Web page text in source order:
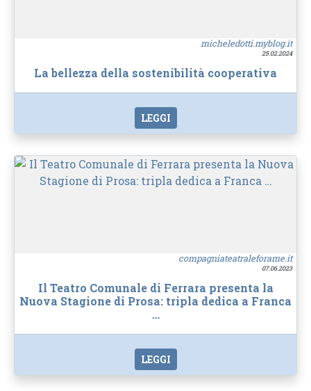
micheledotti.myblog.it
25.02.2024
La bellezza della sostenibilità cooperativa
LEGGI
compagniateatraleforame.it
07.06.2023
Il Teatro Comunale di Ferrara presenta la
Nuova Stagione di Prosa: tripla dedica a Franca
…
LEGGI